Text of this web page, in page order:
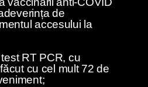
de
accesului la
RT PCR, cu
cu cel mult 72 de